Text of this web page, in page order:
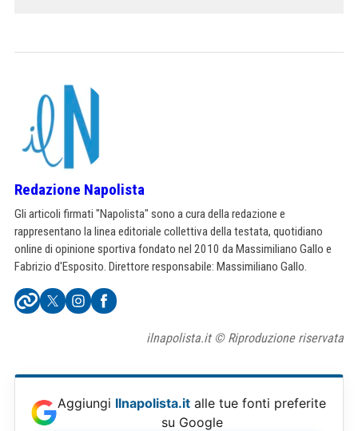
Redazione Napolista
Gli articoli firmati "Napolista" sono a cura della redazione e
rappresentano la linea editoriale collettiva della testata, quotidiano
online di opinione sportiva fondato nel 2010 da Massimiliano Gallo e
Fabrizio d'Esposito. Direttore responsabile: Massimiliano Gallo.
ilnapolista.it © Riproduzione riservata
Aggiungi Ilnapolista.it alle tue fonti preferite
su Google